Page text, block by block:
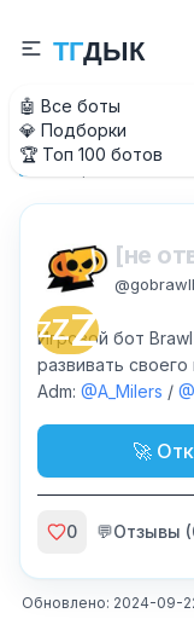
🤖 Все боты
💎 Подборки
🏆 Топ 100 ботов
ТГДЫК
Главная
ZZZ
[не
@
Игровой бот
развивать
Adm: @A_Milers /
🚀
0 💬Отзывы (
Обновлено: 2024-09-